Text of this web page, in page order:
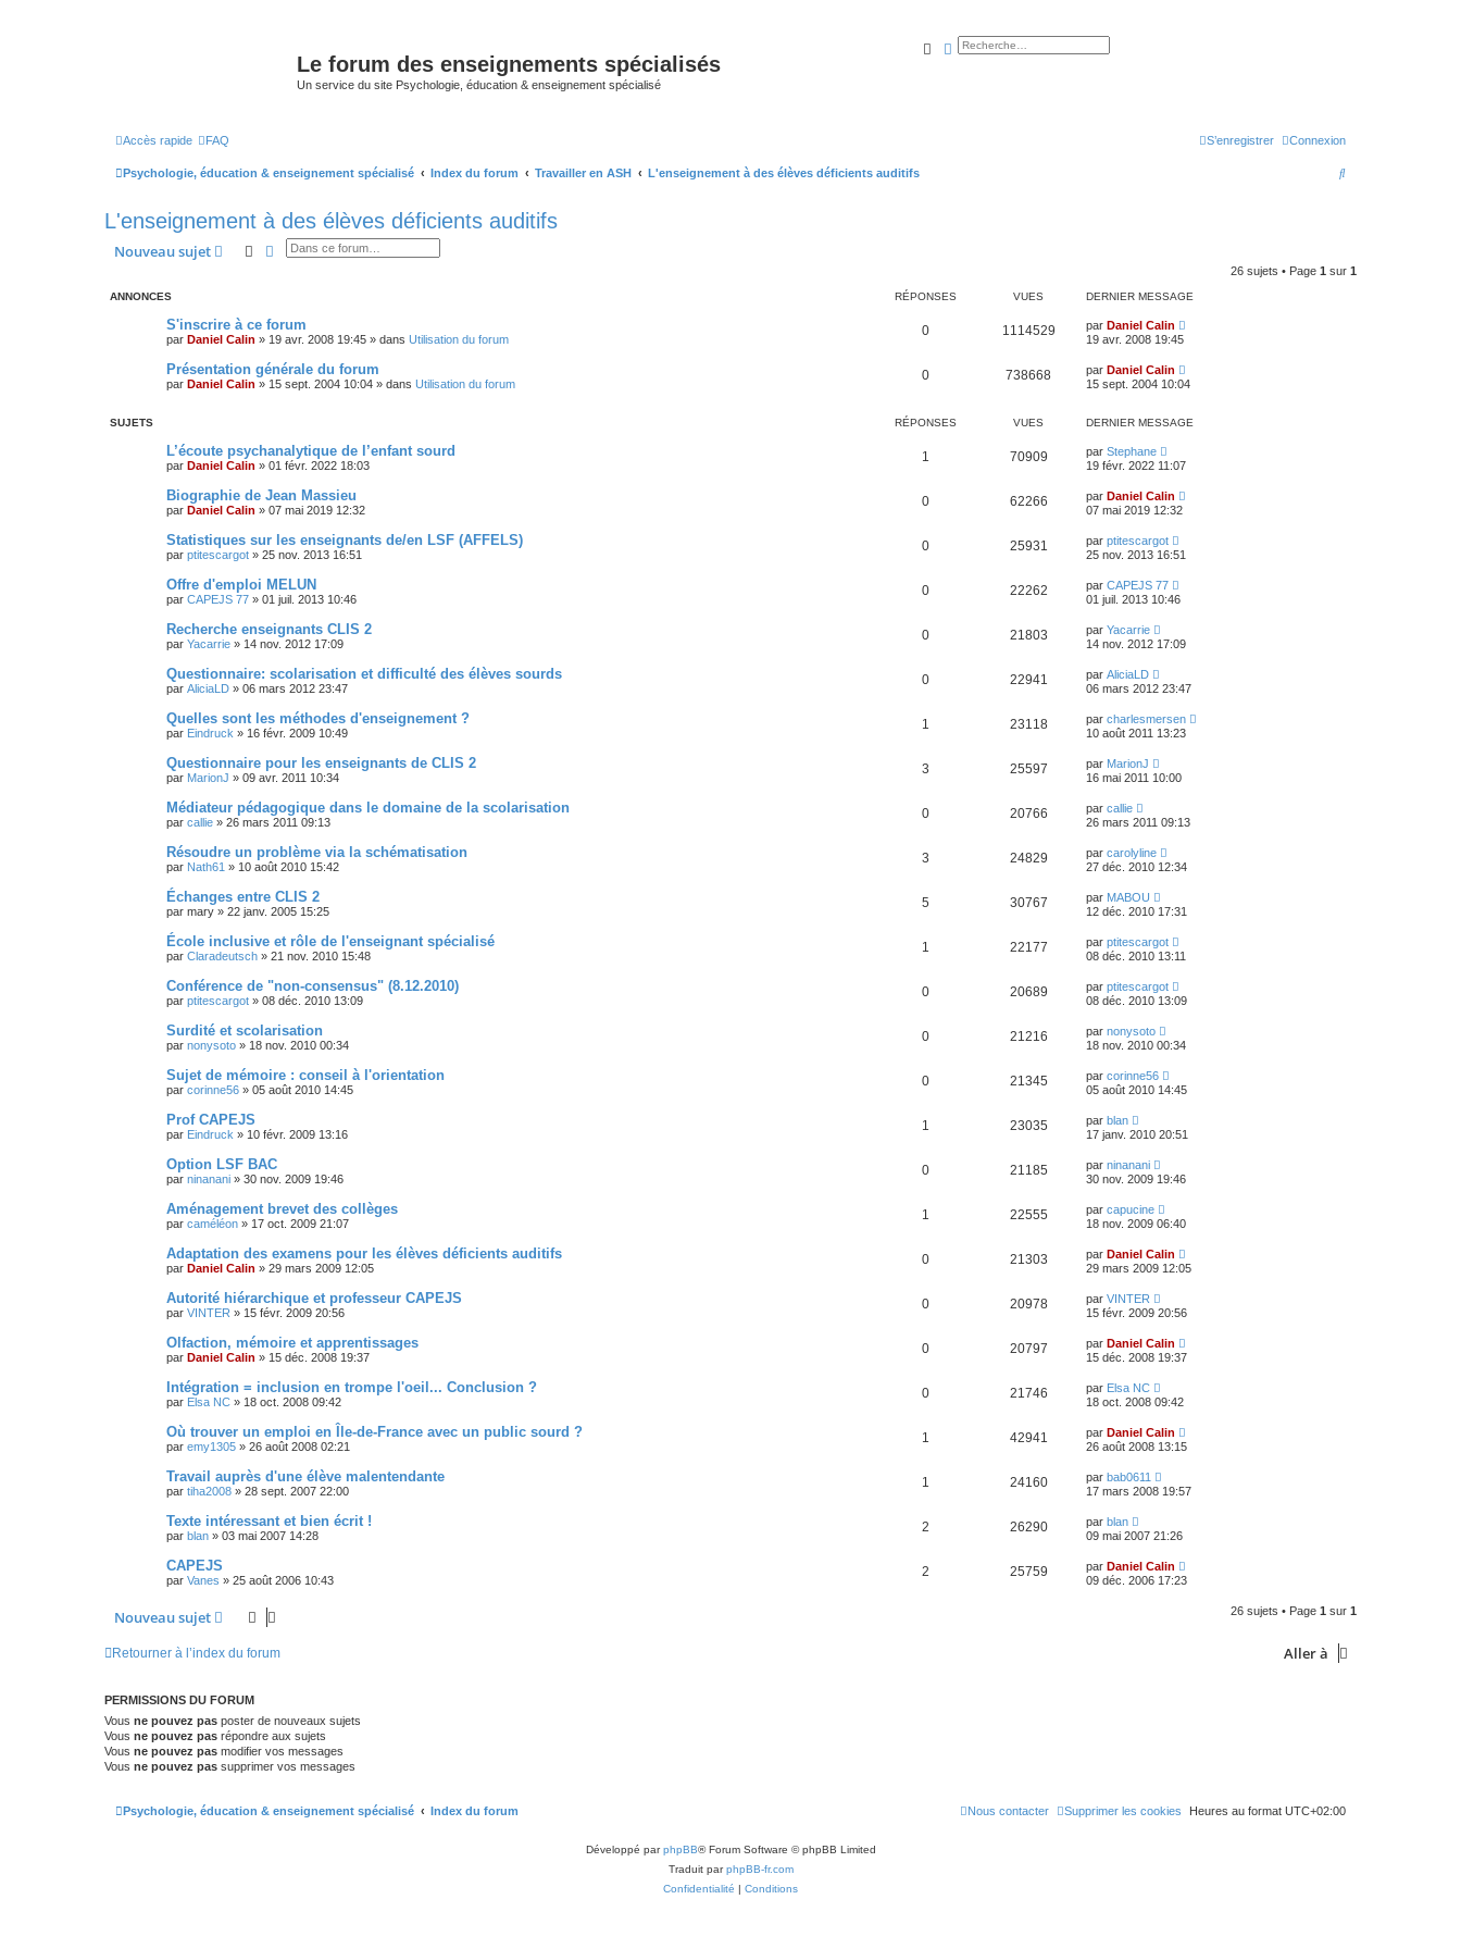
Le forum des enseignements spécialisés
Un service du site Psychologie, éducation & enseignement spécialisé
Rechercher
Recherche avancée
Accès rapide FAQ Connexion
S’enregistrer
Psychologie, éducation & enseignement spécialisé Index du forum Travailler en ASH L'enseignement à des élèves déficients auditifs
R
e
L'enseignement à des élèves déficients auditifs
Nouveau sujet Rechercher
Recherche avancée
26 sujets • Page 1 sur 1
ANNONCES RÉPONSES VUES DERNIER MESSAGE
S'inscrire à ce forum
par Daniel Calin » 19 avr. 2008 19:45 » dans Utilisation du forum
0 1114529 par Daniel Calin
19 avr. 2008 19:45
Présentation générale du forum
par Daniel Calin » 15 sept. 2004 10:04 » dans Utilisation du forum
0 738668 par Daniel Calin
15 sept. 2004 10:04
SUJETS RÉPONSES VUES DERNIER MESSAGE
L’écoute psychanalytique de l’enfant sourd
par Daniel Calin » 01 févr. 2022 18:03
1 70909 par Stephane
19 févr. 2022 11:07
Biographie de Jean Massieu
par Daniel Calin » 07 mai 2019 12:32
0 62266 par Daniel Calin
07 mai 2019 12:32
Statistiques sur les enseignants de/en LSF (AFFELS)
par ptitescargot » 25 nov. 2013 16:51
0 25931 par ptitescargot
25 nov. 2013 16:51
Offre d'emploi MELUN
par CAPEJS 77 » 01 juil. 2013 10:46
0 22262 par CAPEJS 77
01 juil. 2013 10:46
Recherche enseignants CLIS 2
par Yacarrie » 14 nov. 2012 17:09
0 21803 par Yacarrie
14 nov. 2012 17:09
Questionnaire: scolarisation et difficulté des élèves sourds
par AliciaLD » 06 mars 2012 23:47
0 22941 par AliciaLD
06 mars 2012 23:47
Quelles sont les méthodes d'enseignement ?
par Eindruck » 16 févr. 2009 10:49
1 23118 par charlesmersen
10 août 2011 13:23
Questionnaire pour les enseignants de CLIS 2
par MarionJ » 09 avr. 2011 10:34
3 25597 par MarionJ
16 mai 2011 10:00
Médiateur pédagogique dans le domaine de la scolarisation
par callie » 26 mars 2011 09:13
0 20766 par callie
26 mars 2011 09:13
Résoudre un problème via la schématisation
par Nath61 » 10 août 2010 15:42
3 24829 par carolyline
27 déc. 2010 12:34
Échanges entre CLIS 2
par mary » 22 janv. 2005 15:25
5 30767 par MABOU
12 déc. 2010 17:31
École inclusive et rôle de l'enseignant spécialisé
par Claradeutsch » 21 nov. 2010 15:48
1 22177 par ptitescargot
08 déc. 2010 13:11
Conférence de "non-consensus" (8.12.2010)
par ptitescargot » 08 déc. 2010 13:09
0 20689 par ptitescargot
08 déc. 2010 13:09
Surdité et scolarisation
par nonysoto » 18 nov. 2010 00:34
0 21216 par nonysoto
18 nov. 2010 00:34
Sujet de mémoire : conseil à l'orientation
par corinne56 » 05 août 2010 14:45
0 21345 par corinne56
05 août 2010 14:45
Prof CAPEJS
par Eindruck » 10 févr. 2009 13:16
1 23035 par blan
17 janv. 2010 20:51
Option LSF BAC
par ninanani » 30 nov. 2009 19:46
0 21185 par ninanani
30 nov. 2009 19:46
Aménagement brevet des collèges
par caméléon » 17 oct. 2009 21:07
1 22555 par capucine
18 nov. 2009 06:40
Adaptation des examens pour les élèves déficients auditifs
par Daniel Calin » 29 mars 2009 12:05
0 21303 par Daniel Calin
29 mars 2009 12:05
Autorité hiérarchique et professeur CAPEJS
par VINTER » 15 févr. 2009 20:56
0 20978 par VINTER
15 févr. 2009 20:56
Olfaction, mémoire et apprentissages
par Daniel Calin » 15 déc. 2008 19:37
0 20797 par Daniel Calin
15 déc. 2008 19:37
Intégration = inclusion en trompe l'oeil... Conclusion ?
par Elsa NC » 18 oct. 2008 09:42
0 21746 par Elsa NC
18 oct. 2008 09:42
Où trouver un emploi en Île-de-France avec un public sourd ?
par emy1305 » 26 août 2008 02:21
1 42941 par Daniel Calin
26 août 2008 13:15
Travail auprès d'une élève malentendante
par tiha2008 » 28 sept. 2007 22:00
1 24160 par bab0611
17 mars 2008 19:57
Texte intéressant et bien écrit !
par blan » 03 mai 2007 14:28
2 26290 par blan
09 mai 2007 21:26
CAPEJS
par Vanes » 25 août 2006 10:43
2 25759 par Daniel Calin
09 déc. 2006 17:23
Nouveau sujet 26 sujets • Page 1 sur 1
Retourner à l’index du forum Aller à
PERMISSIONS DU FORUM
Vous ne pouvez pas poster de nouveaux sujets
Vous ne pouvez pas répondre aux sujets
Vous ne pouvez pas modifier vos messages
Vous ne pouvez pas supprimer vos messages
Psychologie, éducation & enseignement spécialisé Index du forum Heures au format UTC+02:00
Supprimer les cookies
Nous contacter
Développé parphpBB® Forum Software © phpBB Limited
Traduit parphpBB-fr.com
Confidentialité | Conditions